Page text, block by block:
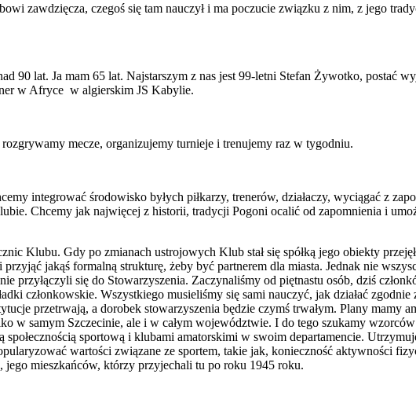
zawdzięcza, czegoś się tam nauczył i ma poczucie związku z nim, z jego
90 lat. Ja mam 65 lat. Najstarszym z nas jest 99-letni Stefan Żywotko, postać
w Afryce w algierskim JS Kabylie.
mecze, organizujemy turnieje i trenujemy raz w tygodniu.
integrować środowisko byłych piłkarzy, trenerów, działaczy, wyciągać z
Chcemy jak najwięcej z historii, tradycji Pogoni ocalić od zapomnienia i
Klubu. Gdy po zmianach ustrojowych Klub stał się spółką jego obiekty
jakąś formalną strukturę, żeby być partnerem dla miasta. Jednak nie
się do Stowarzyszenia. Zaczynaliśmy od piętnastu osób, dziś
członkowskie. Wszystkiego musieliśmy się sami nauczyć, jak działać
przetrwają, a dorobek stowarzyszenia będzie czymś trwałym. Plany mamy
w samym Szczecinie, ale i w całym województwie. I do tego szukamy
sportową i klubami amatorskimi w swoim departamencie.
wartości związane ze sportem, takie jak, konieczność aktywności
jego mieszkańców, którzy przyjechali tu po roku 1945 roku.